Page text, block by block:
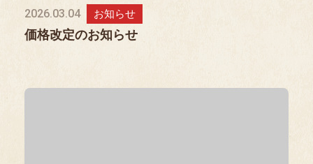
2026.03.04 お知らせ
価格改定のお知らせ